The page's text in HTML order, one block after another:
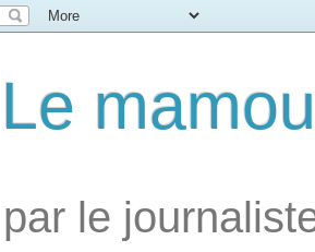
Le
par le